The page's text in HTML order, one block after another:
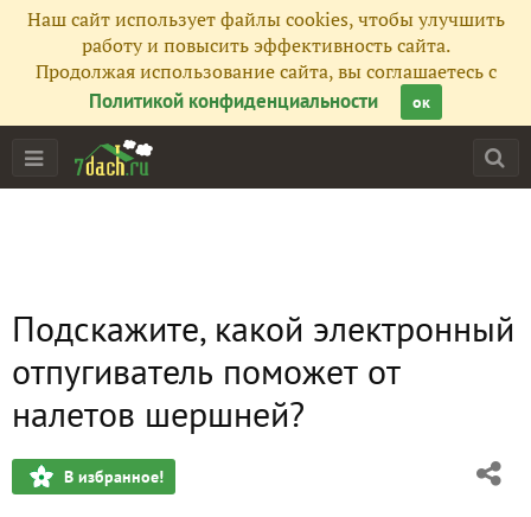
Наш сайт использует файлы cookies, чтобы улучшить
работу и повысить эффективность сайта.
Продолжая использование сайта, вы соглашаетесь с
Политикой конфиденциальности
ок
Подскажите, какой электронный
отпугиватель поможет от
налетов шершней?
В избранное!